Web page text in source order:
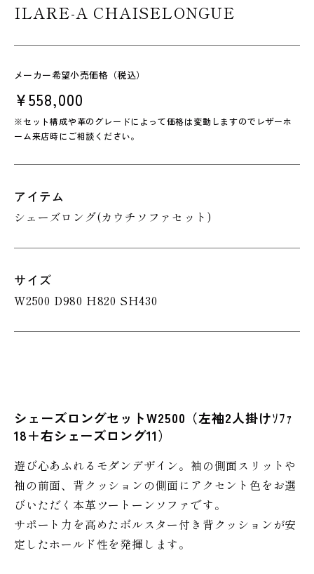
ILARE-A CHAISELONGUE
メーカー希望小売価格（税込）
¥558,000
※セット構成や革のグレードによって価格は変動しますのでレザーホ
ーム来店時にご相談ください。
アイテム
シェーズロング(カウチソファセット)
サイズ
W2500 D980 H820 SH430
シェーズロングセットW2500（左袖2人掛けｿﾌｧ
18＋右シェーズロング11）
遊び心あふれるモダンデザイン。袖の側面スリットや
袖の前面、背クッションの側面にアクセント色をお選
びいただく本革ツートーンソファです。
サポート力を高めたボルスター付き背クッションが安
定したホールド性を発揮します。